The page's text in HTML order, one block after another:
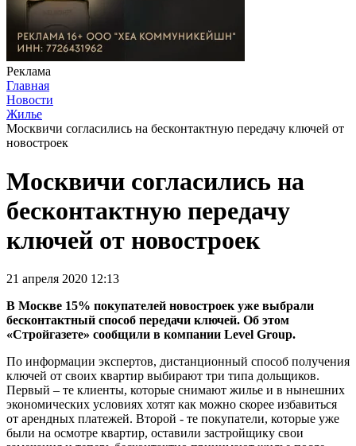
Реклама
Главная
Новости
Жилье
Москвичи согласились на бесконтактную передачу ключей от
новостроек
Москвичи согласились на
бесконтактную передачу
ключей от новостроек
21 апреля 2020 12:13
В Москве 15% покупателей новостроек уже выбрали
бесконтактный способ передачи ключей. Об этом
«Стройгазете» сообщили в компании Level Group.
По информации экспертов, дистанционный способ получения
ключей от своих квартир выбирают три типа дольщиков.
Первый – те клиенты, которые снимают жилье и в нынешних
экономических условиях хотят как можно скорее избавиться
от арендных платежей. Второй - те покупатели, которые уже
были на осмотре квартир, оставили застройщику свои